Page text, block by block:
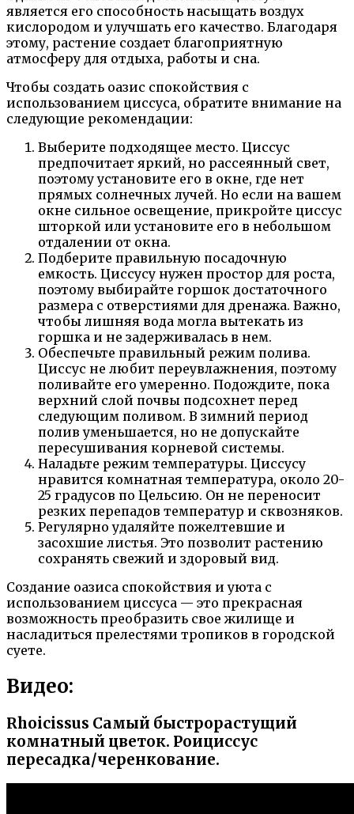
является его способность насыщать воздух
кислородом и улучшать его качество. Благодаря
этому, растение создает благоприятную
атмосферу для отдыха, работы и сна.
Чтобы создать оазис спокойствия с
использованием циссуса, обратите внимание на
следующие рекомендации:
Выберите подходящее место. Циссус
предпочитает яркий, но рассеянный свет,
поэтому установите его в окне, где нет
прямых солнечных лучей. Но если на вашем
окне сильное освещение, прикройте циссус
шторкой или установите его в небольшом
отдалении от окна.
Подберите правильную посадочную
емкость. Циссусу нужен простор для роста,
поэтому выбирайте горшок достаточного
размера с отверстиями для дренажа. Важно,
чтобы лишняя вода могла вытекать из
горшка и не задерживалась в нем.
Обеспечьте правильный режим полива.
Циссус не любит переувлажнения, поэтому
поливайте его умеренно. Подождите, пока
верхний слой почвы подсохнет перед
следующим поливом. В зимний период
полив уменьшается, но не допускайте
пересушивания корневой системы.
Наладьте режим температуры. Циссусу
нравится комнатная температура, около 20-
25 градусов по Цельсию. Он не переносит
резких перепадов температур и сквозняков.
Регулярно удаляйте пожелтевшие и
засохшие листья. Это позволит растению
сохранять свежий и здоровый вид.
Создание оазиса спокойствия и уюта с
использованием циссуса — это прекрасная
возможность преобразить свое жилище и
насладиться прелестями тропиков в городской
суете.
Видео:
Rhoicissus Самый быстрорастущий
комнатный цветок. Роициссус
пересадка/черенкование.